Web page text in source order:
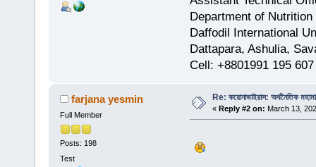
Department of
Daffodil International
Dattapara, Ashulia,
Cell: +8801991 195 607
farjana yesmin
Full Member
Posts: 198
Test
Re: করোনাভাইরাস: অর্থনৈতিক
« Reply #2 on: March 13,